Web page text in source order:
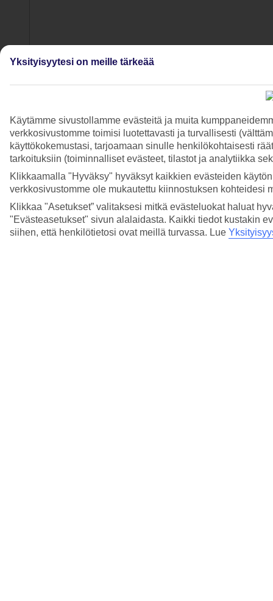
4/13
Lake Louise Tourism/Paul Zizka
5/13
© Reuben Krabbe
6/13
Yksityisyytesi on meille tärkeää
Käytämme sivustollamme evästeitä ja muita
verkkosivustomme toimisi luotettavasti ja turvallisesti
käyttökokemustasi, tarjoamaan sinulle henkilökohtaisesti
tarkoituksiin (toiminnalliset evästeet, tilastot ja analytiikka
Klikkaamalla "Hyväksy" hyväksyt kaikkien evästeiden
verkkosivustomme ole mukautettu kiinnostuksen kohteidesi
Klikkaa "Asetukset” valitaksesi mitkä evästeluokat haluat
"Evästeasetukset" sivun alalaidasta. Kaikki tiedot kustakin
siihen, että henkilötietosi ovat meillä turvassa. Lue